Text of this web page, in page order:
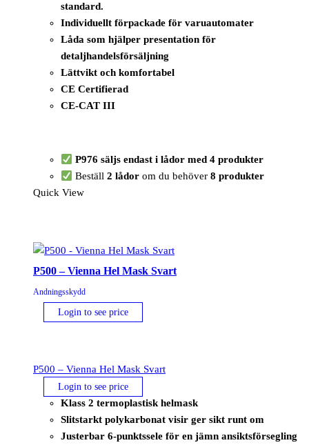
standard.
Individuellt förpackade för varuautomater
Låda som hjälper presentation för
detaljhandelsförsäljning
Lättvikt och komfortabel
CE Certifierad
CE-CAT III
P976 säljs endast i lådor med 4 produkter
Beställ2 lådor om du behöver8 produkter
Quick View
P500 – Vienna Hel Mask Svart
Andningsskydd
Login to see price
P500 – Vienna Hel Mask Svart
Login to see price
Klass 2 termoplastisk helmask
Slitstarkt polykarbonat visir ger sikt runt om
Justerbar 6-punktssele för en jämn ansiktsförsegling